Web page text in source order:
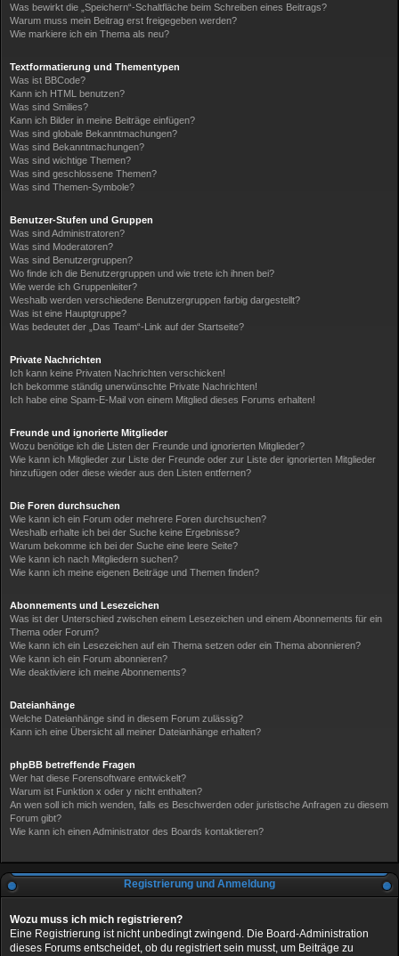
Was bewirkt die „Speichern“-Schaltfläche beim Schreiben eines Beitrags?
Warum muss mein Beitrag erst freigegeben werden?
Wie markiere ich ein Thema als neu?
Textformatierung und Thementypen
Was ist BBCode?
Kann ich HTML benutzen?
Was sind Smilies?
Kann ich Bilder in meine Beiträge einfügen?
Was sind globale Bekanntmachungen?
Was sind Bekanntmachungen?
Was sind wichtige Themen?
Was sind geschlossene Themen?
Was sind Themen-Symbole?
Benutzer-Stufen und Gruppen
Was sind Administratoren?
Was sind Moderatoren?
Was sind Benutzergruppen?
Wo finde ich die Benutzergruppen und wie trete ich ihnen bei?
Wie werde ich Gruppenleiter?
Weshalb werden verschiedene Benutzergruppen farbig dargestellt?
Was ist eine Hauptgruppe?
Was bedeutet der „Das Team“-Link auf der Startseite?
Private Nachrichten
Ich kann keine Privaten Nachrichten verschicken!
Ich bekomme ständig unerwünschte Private Nachrichten!
Ich habe eine Spam-E-Mail von einem Mitglied dieses Forums erhalten!
Freunde und ignorierte Mitglieder
Wozu benötige ich die Listen der Freunde und ignorierten Mitglieder?
Wie kann ich Mitglieder zur Liste der Freunde oder zur Liste der ignorierten Mitglieder
hinzufügen oder diese wieder aus den Listen entfernen?
Die Foren durchsuchen
Wie kann ich ein Forum oder mehrere Foren durchsuchen?
Weshalb erhalte ich bei der Suche keine Ergebnisse?
Warum bekomme ich bei der Suche eine leere Seite?
Wie kann ich nach Mitgliedern suchen?
Wie kann ich meine eigenen Beiträge und Themen finden?
Abonnements und Lesezeichen
Was ist der Unterschied zwischen einem Lesezeichen und einem Abonnements für ein
Thema oder Forum?
Wie kann ich ein Lesezeichen auf ein Thema setzen oder ein Thema abonnieren?
Wie kann ich ein Forum abonnieren?
Wie deaktiviere ich meine Abonnements?
Dateianhänge
Welche Dateianhänge sind in diesem Forum zulässig?
Kann ich eine Übersicht all meiner Dateianhänge erhalten?
phpBB betreffende Fragen
Wer hat diese Forensoftware entwickelt?
Warum ist Funktion x oder y nicht enthalten?
An wen soll ich mich wenden, falls es Beschwerden oder juristische Anfragen zu diesem
Forum gibt?
Wie kann ich einen Administrator des Boards kontaktieren?
Registrierung und Anmeldung
Wozu muss ich mich registrieren?
Eine Registrierung ist nicht unbedingt zwingend. Die Board-Administration
dieses Forums entscheidet, ob du registriert sein musst, um Beiträge zu